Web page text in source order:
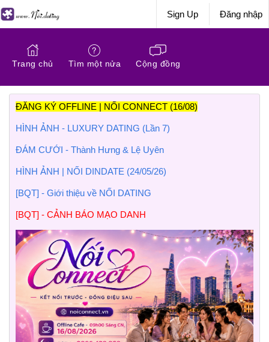
Sign Up Đăng nhập
Trang chủ Tìm một nửa Cộng đồng
ĐĂNG KÝ OFFLINE | NỐI CONNECT (16/08)
HÌNH ẢNH - LUXURY DATING (Lần 7)
ĐÁM CƯỚI - Thành Hưng & Lệ Uyên
HÌNH ẢNH | NỐI DINDATE (24/05/26)
[BQT] - Giới thiệu về NỐI DATING
[BQT] - CẢNH BÁO MẠO DANH